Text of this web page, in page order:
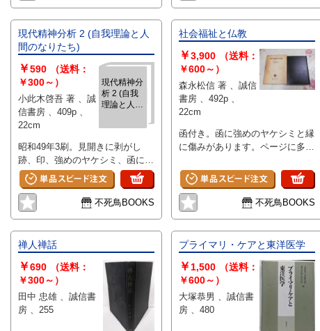
現代精神分析 2 (自我理論と人
間のなりたち)
現代精神分
析 2 (自我
理論と人間
ち)
￥590
（送料：
￥300～）
小此木啓吾 著 、誠
信書房 、409p 、
22cm
昭和49年3刷。見開きに剥がし
跡、印、強めのヤケシミ、函に傷
みがあります。
不死鳥BOOKS
社会福祉と仏教
￥3,900
（送料：
￥600～）
森永松信 著 、誠信
書房 、492p 、
22cm
函付き。函に強めのヤケシミと縁
に傷みがあります。ページに多少
シミがあります。線引きがありま
す。
不死鳥BOOKS
禅人禅話
￥690
（送料：
￥300～）
田中 忠雄 、誠信書
房 、255
プライマリ・ケアと東洋医学
￥ 1,500
（送料：
￥600～）
大塚恭男 、誠信書
房 、480